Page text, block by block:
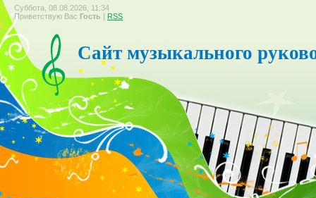
Суббота, 08.08.2026, 11:34
Приветствую Вас Гость | RSS
Сайт музыкального